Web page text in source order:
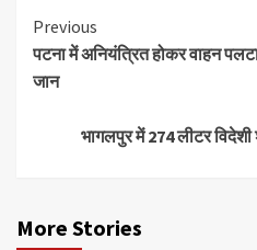
Continue
Reading
Previous
पटना में अनियंत्रित होकर वाहन
जान
भागलपुर में 274 लीटर विदेशी
More Stories